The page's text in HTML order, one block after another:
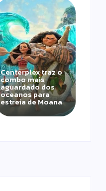
Centerplex traz o
combo mais
aguardado dos
oceanos para
estreia de Moana